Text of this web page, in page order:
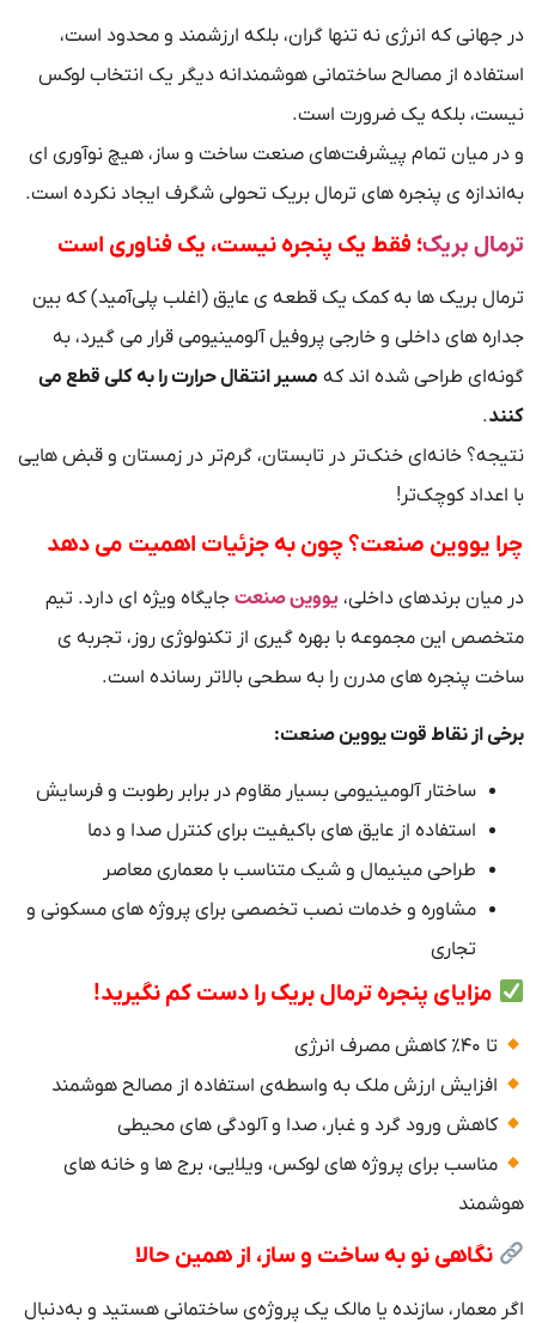
در جهانی که انرژی نه تنها گران، بلکه ارزشمند و محدود است،
استفاده از مصالح ساختمانی هوشمندانه دیگر یک انتخاب لوکس
نیست، بلکه یک ضرورت است.
و در میان تمام پیشرفت‌های صنعت ساخت‌ و ساز، هیچ نوآوری‌ ای
به‌اندازه‌ ی پنجره‌ های ترمال بریک تحولی شگرف ایجاد نکرده است.
ترمال بریک؛ فقط یک پنجره نیست، یک فناوری است
ترمال بریک‌ ها به کمک یک قطعه‌ ی عایق (اغلب پلی‌آمید) که بین
جداره‌ های داخلی و خارجی پروفیل آلومینیومی قرار می‌ گیرد، به‌
گونه‌ای طراحی شده‌ اند که مسیر انتقال حرارت را به کلی قطع می‌
کنند.
نتیجه؟ خانه‌ای خنک‌تر در تابستان، گرم‌تر در زمستان و قبض‌ هایی
با اعداد کوچک‌تر!
چرا یووین صنعت؟ چون به جزئیات اهمیت می‌ دهد
در میان برندهای داخلی، یووین صنعت جایگاه ویژه‌ ای دارد. تیم
متخصص این مجموعه با بهره‌ گیری از تکنولوژی روز، تجربه‌ ی
ساخت پنجره‌ های مدرن را به سطحی بالاتر رسانده است.
برخی از نقاط قوت یووین صنعت:
ساختار آلومینیومی بسیار مقاوم در برابر رطوبت و فرسایش
استفاده از عایق‌ های باکیفیت برای کنترل صدا و دما
طراحی مینیمال و شیک متناسب با معماری معاصر
مشاوره و خدمات نصب تخصصی برای پروژه‌ های مسکونی و
تجاری
مزایای پنجره ترمال بریک را دست‌ کم نگیرید!
تا ۴۰٪ کاهش مصرف انرژی
افزایش ارزش ملک به‌ واسطه‌ی استفاده از مصالح هوشمند
کاهش ورود گرد و غبار، صدا و آلودگی‌ های محیطی
مناسب برای پروژه‌ های لوکس، ویلایی، برج‌ ها و خانه‌ های
هوشمند
نگاهی نو به ساخت‌ و ساز، از همین حالا
اگر معمار، سازنده یا مالک یک پروژه‌ی ساختمانی هستید و به‌دنبال